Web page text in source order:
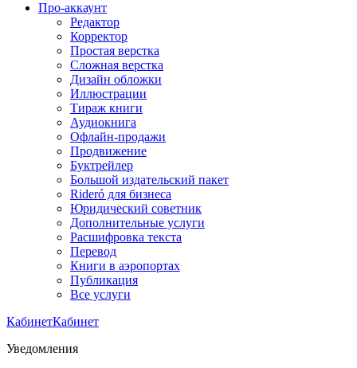
Про-аккаунт
Редактор
Корректор
Простая верстка
Сложная верстка
Дизайн обложки
Иллюстрации
Тираж книги
Аудиокнига
Офлайн-продажи
Продвижение
Буктрейлер
Большой издательский пакет
Rideró для бизнеса
Юридический советник
Дополнительные услуги
Расшифровка текста
Перевод
Книги в аэропортах
Публикация
Все услуги
КабинетКабинет
Уведомления